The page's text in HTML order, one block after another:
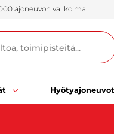
ajoneuvon valikoima
Hyötyajoneuvot